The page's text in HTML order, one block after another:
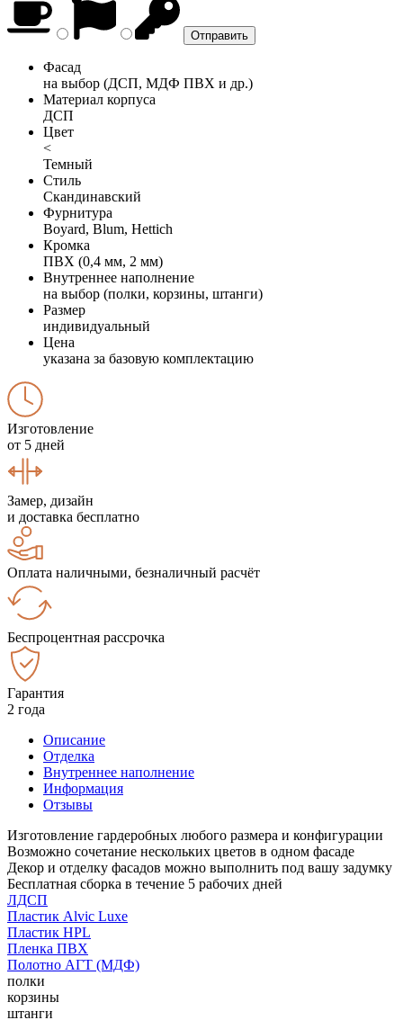
Фасад
на выбор (ДСП, МДФ ПВХ и др.)
Материал корпуса
ДСП
Цвет
<
Темный
Стиль
Скандинавский
Фурнитура
Boyard, Blum, Hettich
Кромка
ПВХ (0,4 мм, 2 мм)
Внутреннее наполнение
на выбор (полки, корзины, штанги)
Размер
индивидуальный
Цена
указана за базовую комплектацию
Изготовление
от 5 дней
Замер, дизайн
и доставка бесплатно
Оплата наличными, безналичный расчёт
Беспроцентная рассрочка
Гарантия
2 года
Описание
Отделка
Внутреннее наполнение
Информация
Отзывы
Изготовление гардеробных любого размера и конфигурации
Возможно сочетание нескольких цветов в одном фасаде
Декор и отделку фасадов можно выполнить под вашу задумку
Бесплатная сборка в течение 5 рабочих дней
ЛДСП
Пластик Alvic Luxe
Пластик HPL
Пленка ПВХ
Полотно АГТ (МДФ)
полки
корзины
штанги